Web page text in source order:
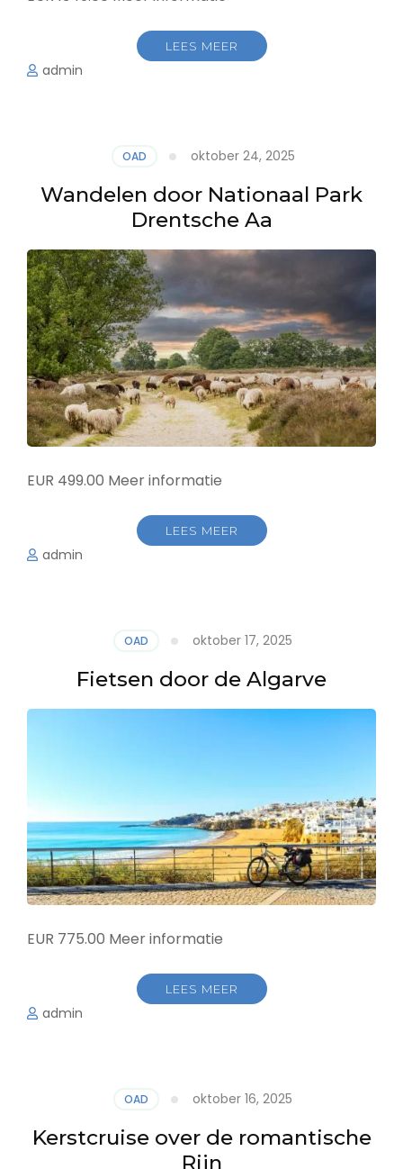
LEES MEER
admin
OAD oktober 24, 2025
Wandelen door Nationaal Park
Drentsche Aa
EUR 499.00 Meer informatie
LEES MEER
admin
OAD oktober 17, 2025
Fietsen door de Algarve
EUR 775.00 Meer informatie
LEES MEER
admin
OAD oktober 16, 2025
Kerstcruise over de romantische
Rijn